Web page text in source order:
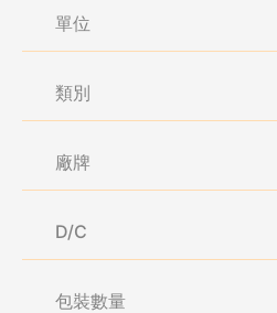
單位
類別
廠牌
D/C
包裝數量